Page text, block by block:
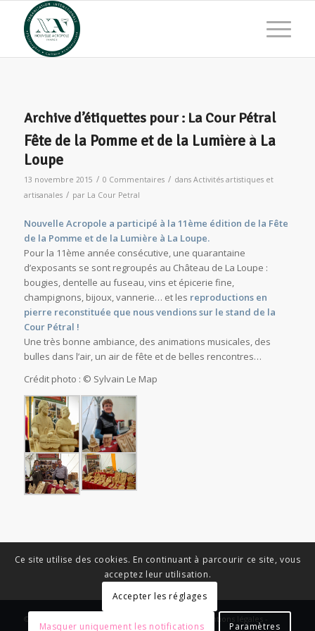
Archive d’étiquettes pour : La Cour Pétral
Fête de la Pomme et de la Lumière à La
Loupe
13 novembre 2015 / 0 Commentaires / dans Activités artistiques et
artisanales / par La Cour Petral
Nouvelle Acropole a participé à la 11ème édition de la Fête
de la Pomme et de la Lumière à La Loupe.
Pour la 11ème année consécutive, une quarantaine
d’exposants se sont regroupés au Château de La Loupe :
bougies, dentelle au fuseau, vins et épicerie fine,
champignons, bijoux, vannerie… et les reproductions en
pierre reconstituée que nous vendions sur le stand de la
Cour Pétral !
Une très bonne ambiance, des animations musicales, des
bulles dans l’air, un air de fête et de belles rencontres…
Crédit photo : © Sylvain Le Map
© Copyright - News Nouvelle Acropole - 2023 - Mentions légales -
Ce site utilise des cookies. En continuant à parcourir ce site, vous
acceptez leur utilisation.
Accepter les réglages
Masquer uniquement les notifications Paramètres